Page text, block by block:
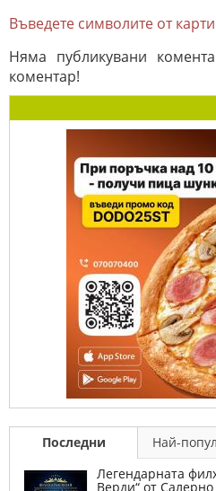
Въведете символите от
Няма публикувани
коментар!
Последни Най-
Легендарната
Верди“ от